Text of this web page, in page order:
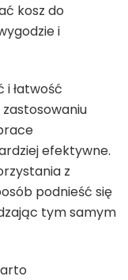
kosz do
i
i łatwość
efektywne.
z
podnieść się
tym samym